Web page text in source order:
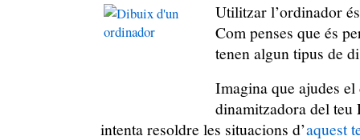
Utilitzar l’ordinador
Com penses que és
tenen algun tipus de
Imagina que ajudes
dinamitzadora del teu
intenta resoldre les situacions d’aquest